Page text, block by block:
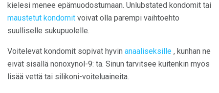
kielesi menee epämuodostumaan. Unlubstated kondomit tai
maustetut kondomit voivat olla parempi vaihtoehto
suulliselle sukupuolelle.
Voitelevat kondomit sopivat hyvin anaaliseksille , kunhan ne
eivät sisällä nonoxynol-9: ta. Sinun tarvitsee kuitenkin myös
lisää vettä tai silikoni-voiteluaineita.